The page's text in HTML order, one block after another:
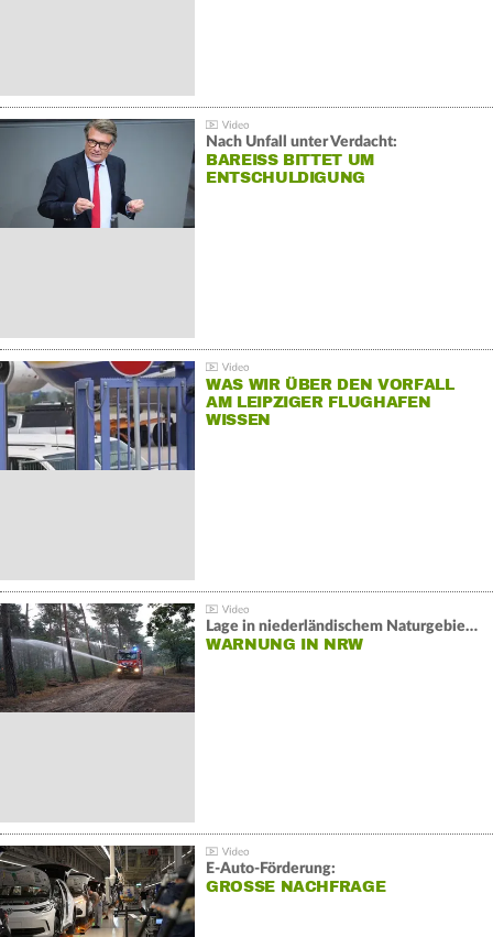
Nach Unfall unter Verdacht:
BAREISS BITTET UM E
NTSCHULDIGUNG
WAS WIR ÜBER DEN VORFALL
AM LEIPZIGER FLUGHAFEN
WISSEN
Lage in niederländischem Naturgebiet stabil
WARNUNG IN NRW
E-Auto-Förderung:
GROSSE NACHFRAGE